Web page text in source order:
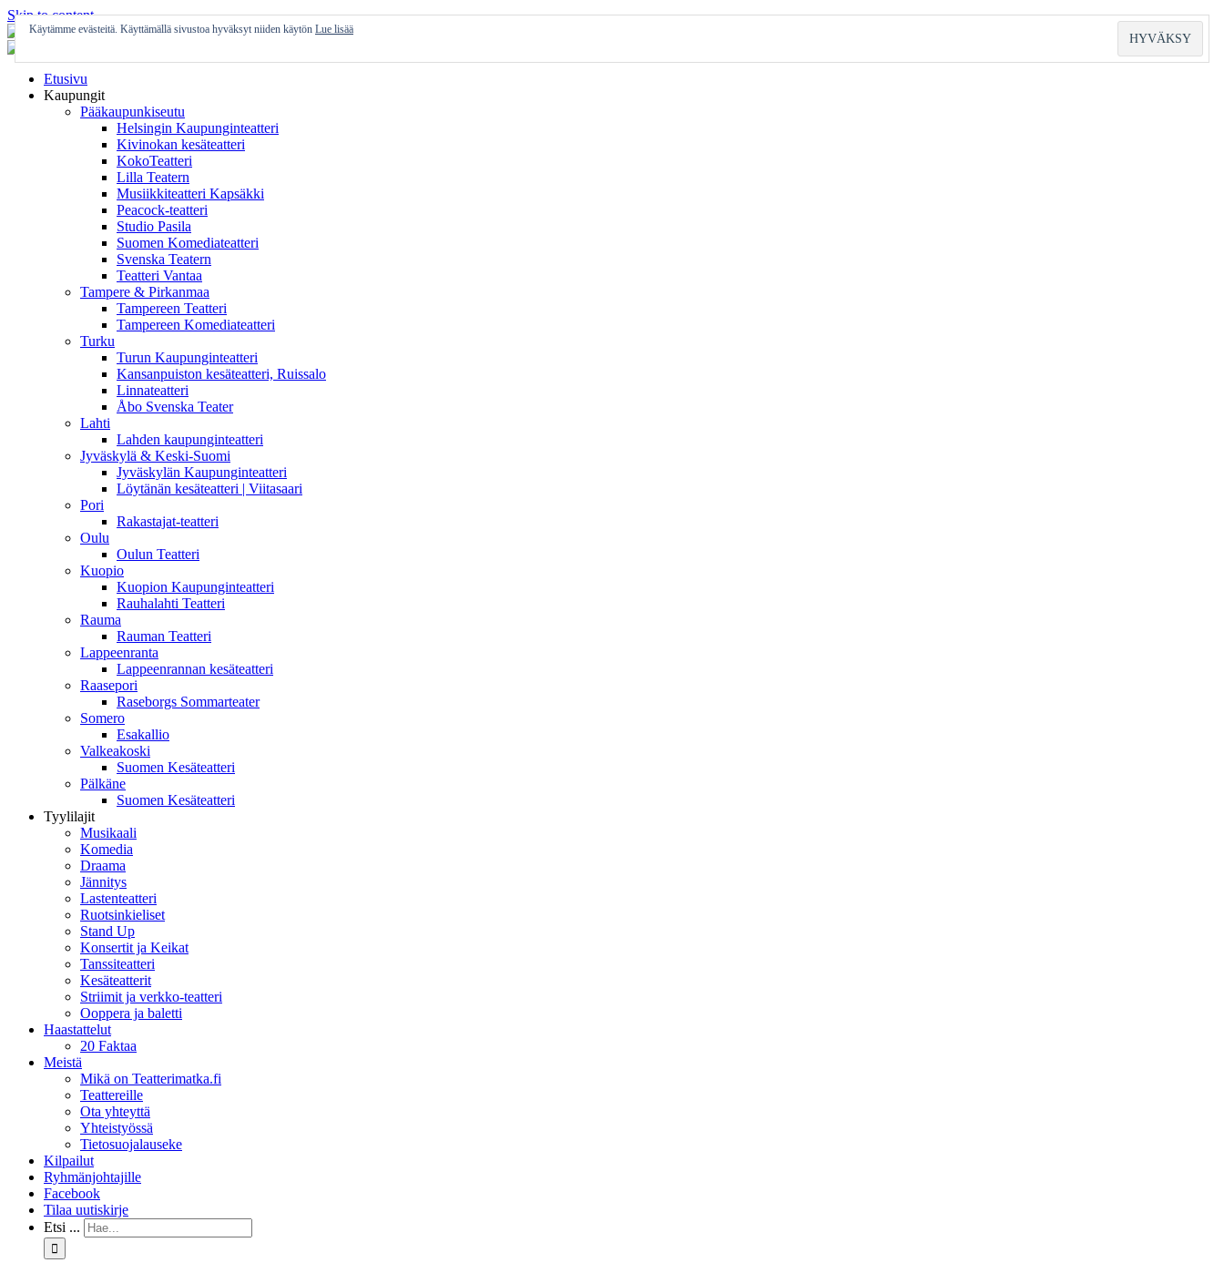
Skip to content
Etusivu
Kaupungit
Pääkaupunkiseutu
Helsingin Kaupunginteatteri
Kivinokan kesäteatteri
KokoTeatteri
Lilla Teatern
Musiikkiteatteri Kapsäkki
Peacock-teatteri
Studio Pasila
Suomen Komediateatteri
Svenska Teatern
Teatteri Vantaa
Tampere & Pirkanmaa
Tampereen Teatteri
Tampereen Komediateatteri
Turku
Turun Kaupunginteatteri
Kansanpuiston kesäteatteri, Ruissalo
Linnateatteri
Åbo Svenska Teater
Lahti
Lahden kaupunginteatteri
Jyväskylä & Keski-Suomi
Jyväskylän Kaupunginteatteri
Löytänän kesäteatteri | Viitasaari
Pori
Rakastajat-teatteri
Oulu
Oulun Teatteri
Kuopio
Kuopion Kaupunginteatteri
Rauhalahti Teatteri
Rauma
Rauman Teatteri
Lappeenranta
Lappeenrannan kesäteatteri
Raasepori
Raseborgs Sommarteater
Somero
Esakallio
Valkeakoski
Suomen Kesäteatteri
Pälkäne
Suomen Kesäteatteri
Tyylilajit
Musikaali
Komedia
Draama
Jännitys
Lastenteatteri
Ruotsinkieliset
Stand Up
Konsertit ja Keikat
Tanssiteatteri
Kesäteatterit
Striimit ja verkko-teatteri
Ooppera ja baletti
Haastattelut
20 Faktaa
Meistä
Mikä on Teatterimatka.fi
Teattereille
Ota yhteyttä
Yhteistyössä
Tietosuojalauseke
Kilpailut
Ryhmänjohtajille
Facebook
Tilaa uutiskirje
Etsi ...
Käytämme evästeitä. Käyttämällä sivustoa hyväksyt niiden käytön Lue lisää